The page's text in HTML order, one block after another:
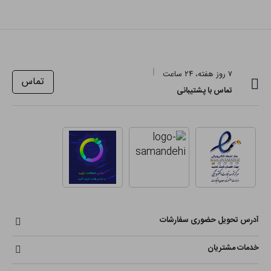
۷ روز هفته، ۲۴ ساعت
تماس با پشتیبانی
تماس
آدرس تحویل حضوری سفارشات
خدمات مشتریان